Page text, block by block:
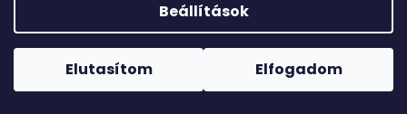
Beállítások
Elutasítom Elfogadom
Forró napokon nem javasoljuk a csomagautomatákba
történő kézbesítést. A magas hőmérsékletre érzékeny
termékek átvételkor nem biztos, hogy optimális állapotban
STICK
MUGWORT
CAMELIA
SPF50+/PA++++,